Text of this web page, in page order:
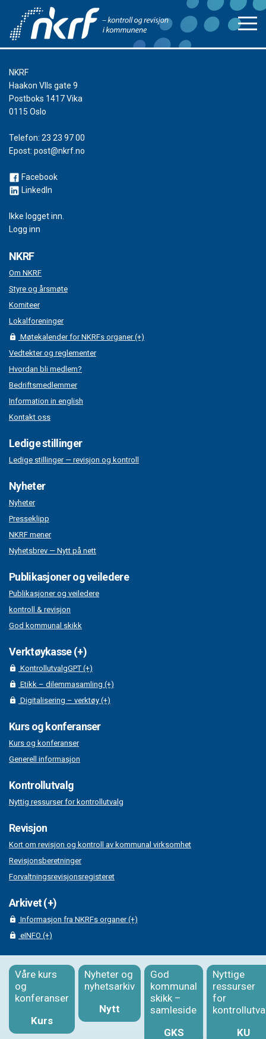
NKRF
Haakon VIIs gate 9
Postboks 1417 Vika
0115 Oslo
Telefon: 23 23 97 00
Epost: post@nkrf.no
Facebook
LinkedIn
Ikke logget inn.
Logg inn
NKRF
Om NKRF
Styre og årsmøte
Komiteer
Lokalforeninger
Møtekalender for NKRFs organer (+)
Vedtekter og reglementer
Hvordan bli medlem?
Bedriftsmedlemmer
Information in english
Kontakt oss
Ledige stillinger
Ledige stillinger — revisjon og kontroll
Nyheter
Nyheter
Presseklipp
NKRF mener
Nyhetsbrev — Nytt på nett
Publikasjoner og veiledere
Publikasjoner og veiledere
kontroll & revisjon
God kommunal skikk
Verktøykasse (+)
KontrollutvalgGPT (+)
Etikk – dilemmasamling (+)
Digitalisering – verktøy (+)
Kurs og konferanser
Kurs og konferanser
Generell informasjon
Kontrollutvalg
Nyttig ressurser for kontrollutvalg
Revisjon
Kort om revisjon og kontroll av kommunal virksomhet
Revisjonsberetninger
Forvaltningsrevisjonsregisteret
Arkivet (+)
Informasjon fra NKRFs organer (+)
eINFO (+)
Våre kurs
og
konferanser
Kurs
Nyheter og
nyhetsarkiv
Nytt
God
kommunal
skikk –
samleside
GKS
Nyttige
ressurser
for
KU